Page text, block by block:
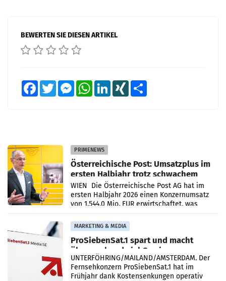
BEWERTEN SIE DIESEN ARTIKEL
FacebookTwitter MessengerWhatsAppLinkedInXING
PRIMENEWS
Österreichische Post: Umsatzplus im
ersten Halbjahr trotz schwachem
Briefgeschäft
WIEN Die Österreichische Post AG hat im
ersten Halbjahr 2026 einen Konzernumsatz
von 1.544,0 Mio. EUR erwirtschaftet, was
einem Plus von 3,8 Prozent gegenüber dem
Vergleichszeitraum
MARKETING & MEDIA
ProSiebenSat.1 spart und macht
überraschend viel Gewinn
UNTERFÖHRING/MAILAND/AMSTERDAM. Der
Fernsehkonzern ProSiebenSat.1 hat im
Frühjahr dank Kostensenkungen operativ